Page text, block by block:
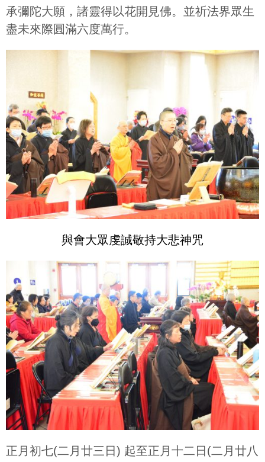
承彌陀大願，諸靈得以花開見佛。並祈法界眾生
盡未來際圓滿六度萬行。
與會大眾虔誠敬持大悲神咒
正月初七(二月廿三日) 起至正月十二日(二月廿八